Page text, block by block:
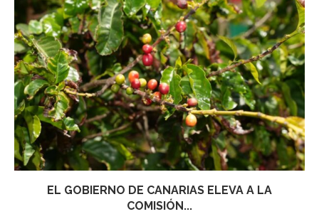
EL GOBIERNO DE CANARIAS ELEVA A LA
COMISIÓN...